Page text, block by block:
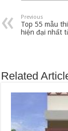
Previous
Top 55 mẫu
hiện đại nhất
Related